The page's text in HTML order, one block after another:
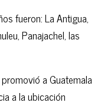
fueron: La Antigua,
Panajachel, las
a Guatemala
a la ubicación